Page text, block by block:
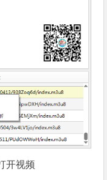
开视频